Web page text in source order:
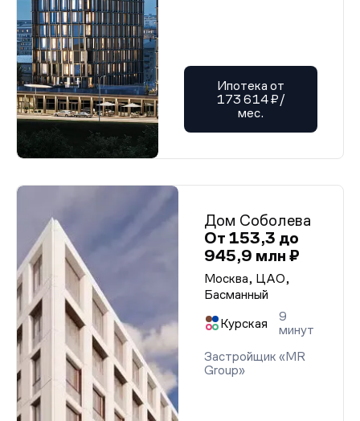
Ипотека от
173 614 ₽/
мес.
Дом Соболева
От 153,3 до
945,9 млн ₽
Москва, ЦАО,
Басманный
Курская
9
минут
Застройщик «MR
Group»